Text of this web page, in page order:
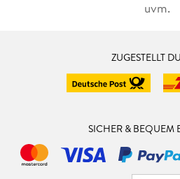
uvm.
ZUGESTELLT
SICHER & BEQUEM